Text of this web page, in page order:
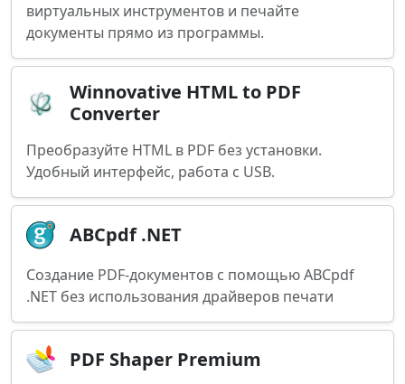
виртуальных инструментов и печайте
документы прямо из программы.
Winnovative HTML to PDF
Converter
Преобразуйте HTML в PDF без установки.
Удобный интерфейс, работа с USB.
ABCpdf .NET
Создание PDF-документов с помощью ABCpdf
.NET без использования драйверов печати
PDF Shaper Premium